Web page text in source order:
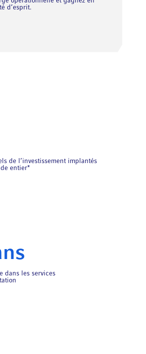
d’esprit.
de l’investissement implantés
entier*
dans les services